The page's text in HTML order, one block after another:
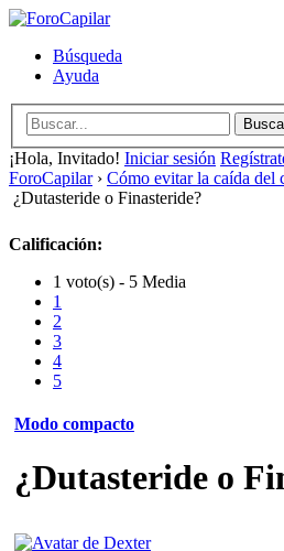
Búsqueda
Ayuda
¡Hola, Invitado! Iniciar sesión
ForoCapilar› Cómo evitar la caída del
¿Dutasteride o Finasteride?
Calificación:
1 voto(s) - 5 Media
1
2
3
4
5
Modo compacto
¿Dutasteride o